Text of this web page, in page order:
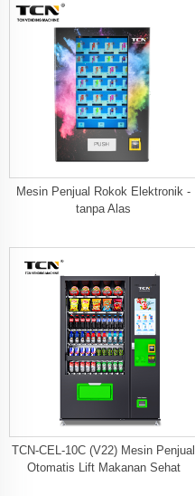
Mesin Penjual Rokok Elektronik -
tanpa Alas
TCN-CEL-10C (V22) Mesin Penjual
Otomatis Lift Makanan Sehat